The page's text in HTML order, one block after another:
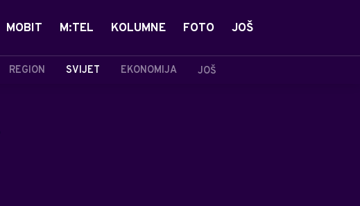
REGION SVIJET EKONOMIJA JOŠ
MOBIT M:TEL KOLUMNE FOTO JOŠ